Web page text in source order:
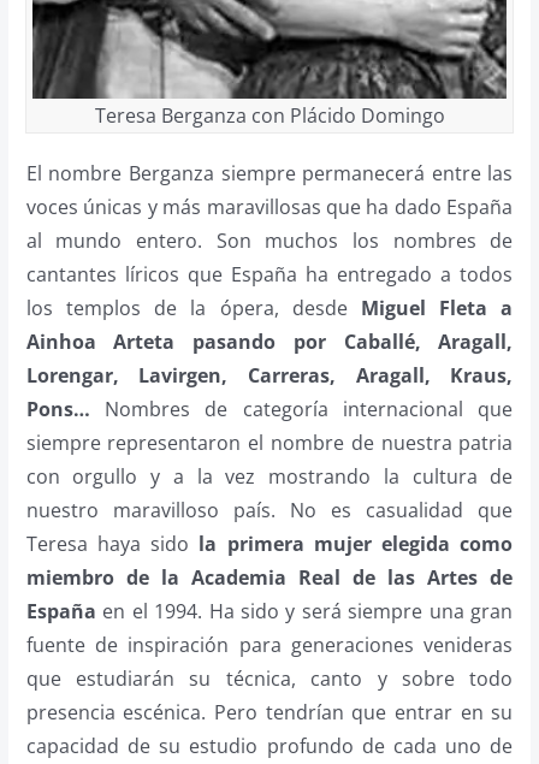
Teresa Berganza con Plácido Domingo
El nombre Berganza siempre permanecerá entre las
voces únicas y más maravillosas que ha dado España
al mundo entero. Son muchos los nombres de
cantantes líricos que España ha entregado a todos
los templos de la ópera, desde Miguel Fleta a
Ainhoa Arteta pasando por Caballé, Aragall,
Lorengar, Lavirgen, Carreras, Aragall, Kraus,
Pons… Nombres de categoría internacional que
siempre representaron el nombre de nuestra patria
con orgullo y a la vez mostrando la cultura de
nuestro maravilloso país. No es casualidad que
Teresa haya sido la primera mujer elegida como
miembro de la Academia Real de las Artes de
España en el 1994. Ha sido y será siempre una gran
fuente de inspiración para generaciones venideras
que estudiarán su técnica, canto y sobre todo
presencia escénica. Pero tendrían que entrar en su
capacidad de su estudio profundo de cada uno de